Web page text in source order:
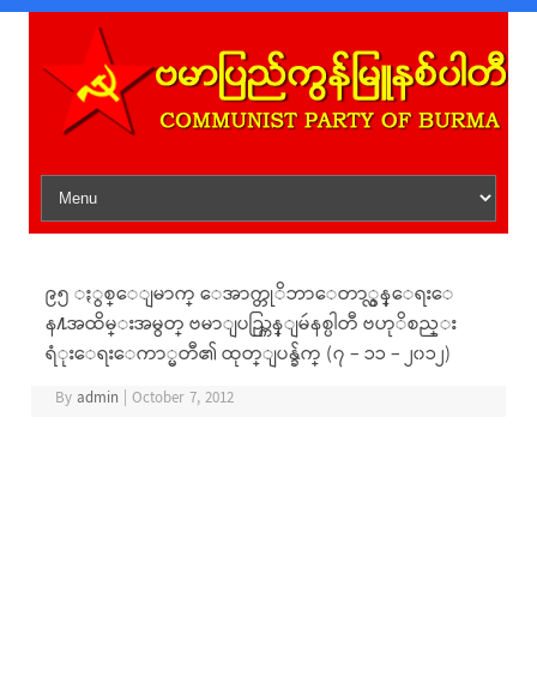
Skip to content
၉၅ ႏွစ္ေျမာက္ ေအာက္တုိဘာေတာ္လွန္ေရးေ
န႔အထိမ္းအမွတ္ ဗမာျပည္ကြန္ျမဴနစ္ပါတီ ဗဟုိစည္း
ရံုးေရးေကာ္မတီ၏ ထုတ္ျပန္ခ်က္ (၇ – ၁၁ – ၂၀၁၂)
Byadmin October 7, 2012